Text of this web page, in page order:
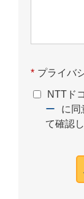
* プライバ
NTTド
ー
に同
て確認